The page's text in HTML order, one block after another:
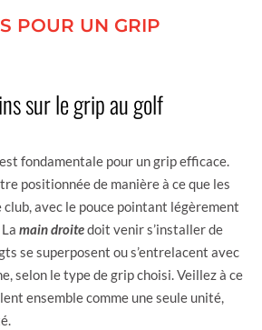
POUR UN GRIP
sur le grip au golf
est fondamentale pour un grip efficace.
positionnée de manière à ce que les
avec le pouce pointant légèrement
main droitedoit venir s’installer de
se superposent ou s’entrelacent avec
selon le type de grip choisi. Veillez à ce
ensemble comme une seule unité,